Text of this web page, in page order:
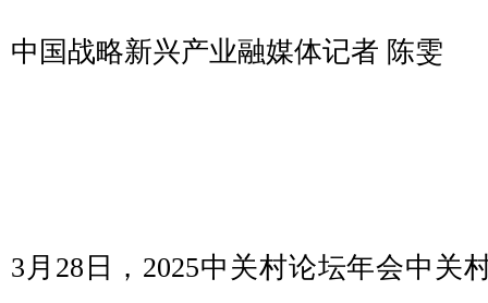
中国战略新兴产业融媒体记者 陈雯
3月28日，2025中关村论坛年会中关